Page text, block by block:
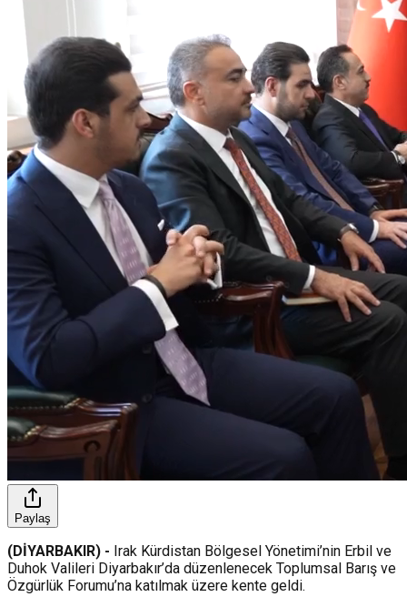
Paylaş
(DİYARBAKIR) - Irak Kürdistan Bölgesel Yönetimi’nin Erbil ve
Duhok Valileri Diyarbakır’da düzenlenecek Toplumsal Barış ve
Özgürlük Forumu’na katılmak üzere kente geldi.